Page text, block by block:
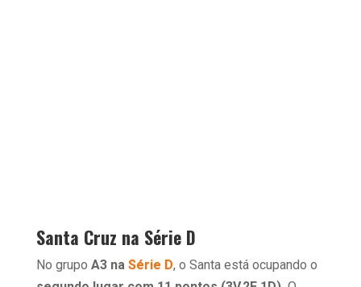
Santa Cruz na Série D
No grupo A3 na Série D, o Santa está ocupando o